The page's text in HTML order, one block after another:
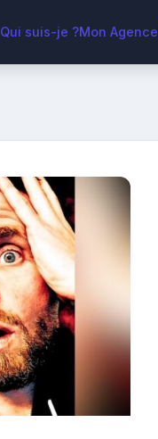
Qui suis-je ?Mon Agence